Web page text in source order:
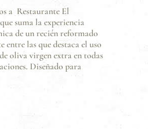
a Restaurante El
suma la experiencia
de un recién reformado
entre las que destaca el uso
oliva virgen extra en todas
Diseñado para